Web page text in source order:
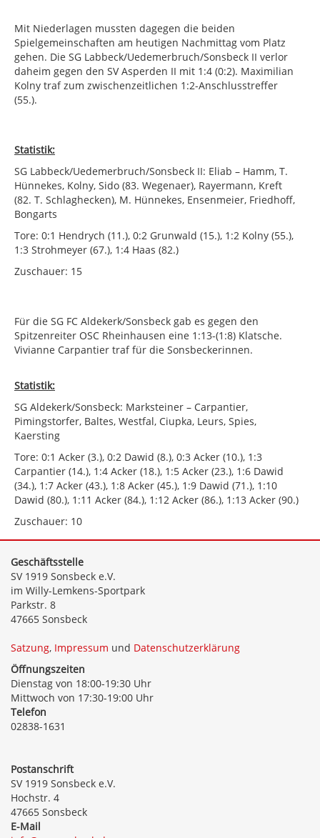
Mit Niederlagen mussten dagegen die beiden
Spielgemeinschaften am heutigen Nachmittag vom Platz
gehen. Die SG Labbeck/Uedemerbruch/Sonsbeck II verlor
daheim gegen den SV Asperden II mit 1:4 (0:2). Maximilian
Kolny traf zum zwischenzeitlichen 1:2-Anschlusstreffer
(55.).
Statistik:
SG Labbeck/Uedemerbruch/Sonsbeck II: Eliab – Hamm, T.
Hünnekes, Kolny, Sido (83. Wegenaer), Rayermann, Kreft
(82. T. Schlaghecken), M. Hünnekes, Ensenmeier, Friedhoff,
Bongarts
Tore: 0:1 Hendrych (11.), 0:2 Grunwald (15.), 1:2 Kolny (55.),
1:3 Strohmeyer (67.), 1:4 Haas (82.)
Zuschauer: 15
Für die SG FC Aldekerk/Sonsbeck gab es gegen den
Spitzenreiter OSC Rheinhausen eine 1:13-(1:8) Klatsche.
Vivianne Carpantier traf für die Sonsbeckerinnen.
Statistik:
SG Aldekerk/Sonsbeck: Marksteiner – Carpantier,
Pimingstorfer, Baltes, Westfal, Ciupka, Leurs, Spies,
Kaersting
Tore: 0:1 Acker (3.), 0:2 Dawid (8.), 0:3 Acker (10.), 1:3
Carpantier (14.), 1:4 Acker (18.), 1:5 Acker (23.), 1:6 Dawid
(34.), 1:7 Acker (43.), 1:8 Acker (45.), 1:9 Dawid (71.), 1:10
Dawid (80.), 1:11 Acker (84.), 1:12 Acker (86.), 1:13 Acker (90.)
Zuschauer: 10
Geschäftsstelle
SV 1919 Sonsbeck e.V.
im Willy-Lemkens-Sportpark
Parkstr. 8
47665 Sonsbeck
Satzung, Impressum und Datenschutzerklärung
Öffnungszeiten
Dienstag von 18:00-19:30 Uhr
Mittwoch von 17:30-19:00 Uhr
Telefon
02838-1631
Postanschrift
SV 1919 Sonsbeck e.V.
Hochstr. 4
47665 Sonsbeck
E-Mail